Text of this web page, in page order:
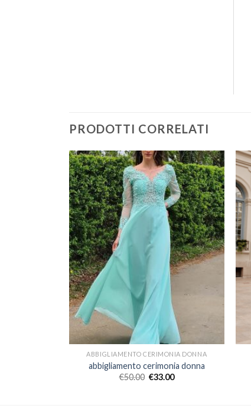
PRODOTTI CORRELATI
ABBIGLIAMENTO CERIMONIA DONNA
abbigliamento cerimonia donna
€50.00 €33.00